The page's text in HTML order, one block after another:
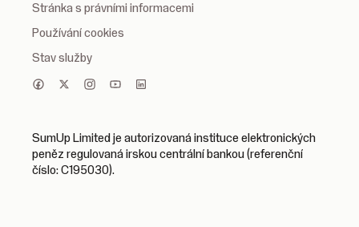
Stránka s právními informacemi
Používání cookies
Stav služby
SumUp Limited je autorizovaná instituce elektronických
peněz regulovaná irskou centrální bankou (referenční
číslo: C195030).